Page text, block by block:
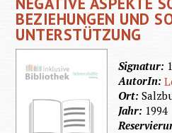
BEZIEHUNGEN UND
UNTERSTÜTZUNG
Signatur:
AutorIn:
Ort:
Jahr: 1994